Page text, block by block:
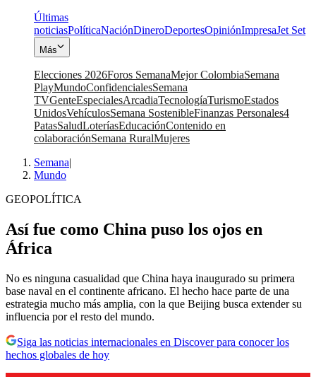
Últimas
noticiasPolíticaNaciónDineroDeportesOpiniónImpresaJet Set
Más
Elecciones 2026Foros SemanaMejor ColombiaSemana
PlayMundoConfidencialesSemana
TVGenteEspecialesArcadiaTecnologíaTurismoEstados
UnidosVehículosSemana SostenibleFinanzas Personales4
PatasSaludLoteríasEducaciónContenido en
colaboraciónSemana RuralMujeres
Semana|
Mundo
GEOPOLÍTICA
Así fue como China puso los ojos en
África
No es ninguna casualidad que China haya inaugurado su primera
base naval en el continente africano. El hecho hace parte de una
estrategia mucho más amplia, con la que Beijing busca extender su
influencia por el resto del mundo.
Siga las noticias internacionales en Discover para conocer los
hechos globales de hoy